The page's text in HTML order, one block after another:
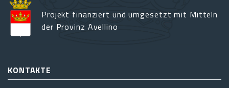
Projekt finanziert und umgesetzt mit Mitteln
der Provinz Avellino
KONTAKTE